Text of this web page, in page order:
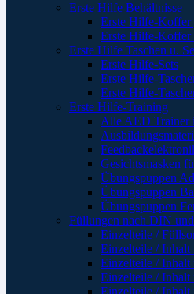
Erste Hilfe Behältnisse
Erste Hilfe-Koffer
Erste Hilfe-Koffer
Erste Hilfe Taschen u.
Erste Hilfe-Sets
Erste Hilfe-
Erste Hilfe-
Erste Hilfe-Training
Alle AED Trainer
Gesichtsmasken
Übungspuppen
Übungspuppen
Übungspuppen
Füllungen nach DIN
Einzelteile /
Einzelteile /
Einzelteile /
Einzelteile /
Einzelteile /